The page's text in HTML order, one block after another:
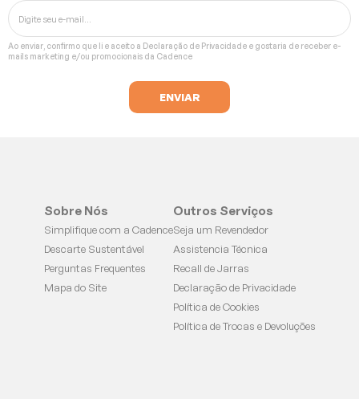
Ao enviar, confirmo que li e aceito a Declaração de Privacidade e gostaria de receber e-
mails marketing e/ou promocionais da Cadence
Sobre Nós
Simplifique com a Cadence
Descarte Sustentável
Perguntas Frequentes
Mapa do Site
Outros Serviços
Seja um Revendedor
Assistencia Técnica
Recall de Jarras
Declaração de Privacidade
Política de Cookies
Política de Trocas e Devoluções